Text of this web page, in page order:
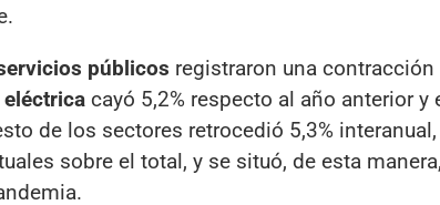
públicos registraron una
cayó 5,2% respecto al año anterior y
de los sectores retrocedió 5,3%
sobre el total, y se situó, de esta